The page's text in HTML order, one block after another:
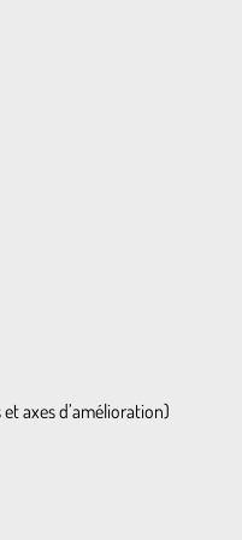
axes d’amélioration)